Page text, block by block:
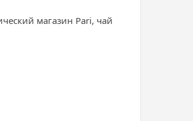
магазин Pari, чай